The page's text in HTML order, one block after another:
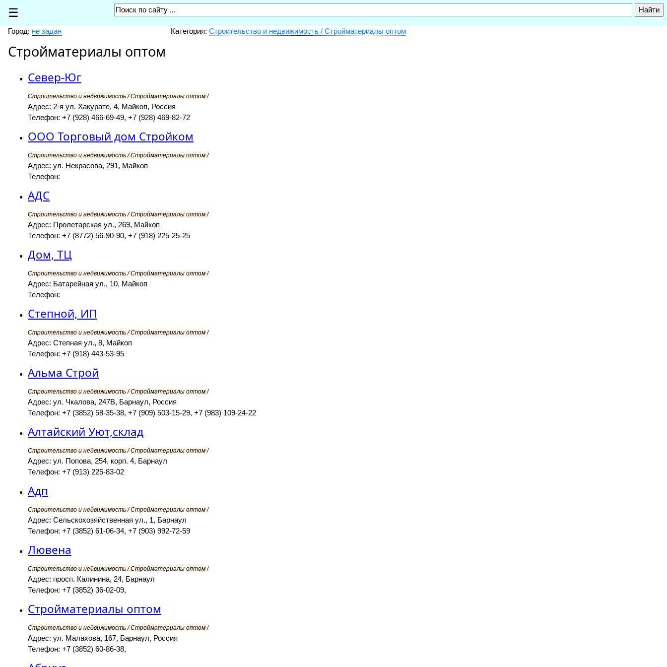
☰
Город: не задан Категория: Строительство и недвижимость / Стройматериалы оптом
Стройматериалы оптом
Север-Юг
Строительство и недвижимость / Стройматериалы оптом /
Адрес: 2-я ул. Хакурате, 4, Майкоп, Россия
Телефон: +7 (928) 466-69-49, +7 (928) 469-82-72
ООО Торговый дом Стройком
Строительство и недвижимость / Стройматериалы оптом /
Адрес: ул. Некрасова, 291, Майкоп
Телефон:
АДС
Строительство и недвижимость / Стройматериалы оптом /
Адрес: Пролетарская ул., 269, Майкоп
Телефон: +7 (8772) 56-90-90, +7 (918) 225-25-25
Дом, ТЦ
Строительство и недвижимость / Стройматериалы оптом /
Адрес: Батарейная ул., 10, Майкоп
Телефон:
Степной, ИП
Строительство и недвижимость / Стройматериалы оптом /
Адрес: Степная ул., 8, Майкоп
Телефон: +7 (918) 443-53-95
Альма Строй
Строительство и недвижимость / Стройматериалы оптом /
Адрес: ул. Чкалова, 247В, Барнаул, Россия
Телефон: +7 (3852) 58-35-38, +7 (909) 503-15-29, +7 (983) 109-24-22
Алтайский Уют,склад
Строительство и недвижимость / Стройматериалы оптом /
Адрес: ул. Попова, 254, корп. 4, Барнаул
Телефон: +7 (913) 225-83-02
Адп
Строительство и недвижимость / Стройматериалы оптом /
Адрес: Сельскохозяйственная ул., 1, Барнаул
Телефон: +7 (3852) 61-06-34, +7 (903) 992-72-59
Лювена
Строительство и недвижимость / Стройматериалы оптом /
Адрес: просп. Калинина, 24, Барнаул
Телефон: +7 (3852) 36-02-09,
Стройматериалы оптом
Строительство и недвижимость / Стройматериалы оптом /
Адрес: ул. Малахова, 167, Барнаул, Россия
Телефон: +7 (3852) 60-86-38,